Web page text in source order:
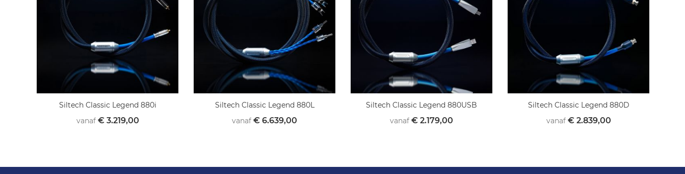
Siltech Classic Legend 880i
vanaf € 3.219,00
Siltech Classic Legend 880L
vanaf € 6.639,00
Siltech Classic Legend 880USB
vanaf € 2.179,00
Siltech Classic Legend 880D
vanaf € 2.839,00